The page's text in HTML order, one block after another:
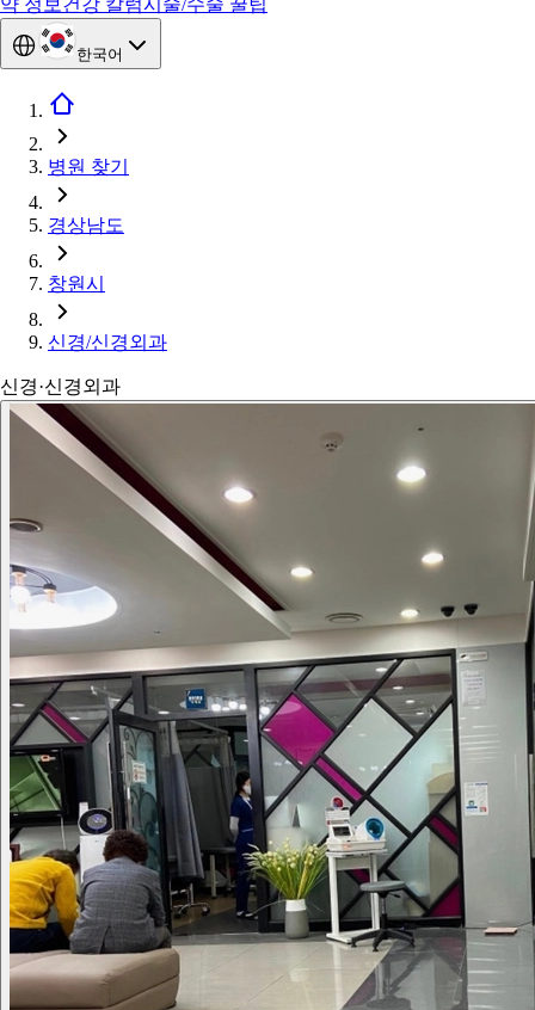
약 정보 건강 칼럼시술/수술 꿀팁
한국어
병원 찾기
경상남도
창원시
신경/신경외과
신경·신경외과